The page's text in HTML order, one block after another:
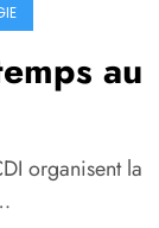
au
organisent la